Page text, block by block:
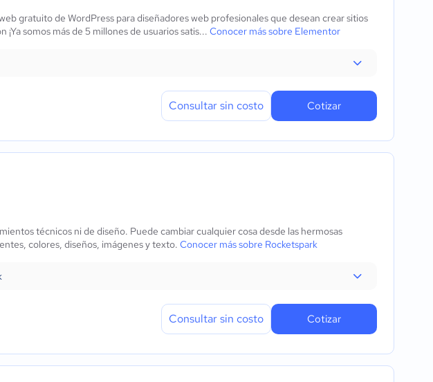
gratuito de WordPress para diseñadores web profesionales que desean crear sitios
somos más de 5 millones de usuarios satis... Conocer más sobre Elementor
Consultar sin costo Cotizar
técnicos ni de diseño. Puede cambiar cualquier cosa desde las hermosas
colores, diseños, imágenes y texto. Conocer más sobre Rocketspark
Consultar sin costo Cotizar